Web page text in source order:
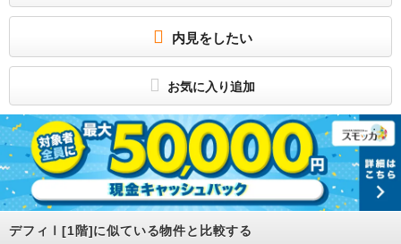
失等別途実費）：退去費用実費精算］ / 駐車場 : 空有 2,200円
(公社)北海道宅地建物取引業協会
(一社) 北海道不動産公正取引協議会加盟
内見をしたい
お気に入り追加
デフィⅠ[1階]に似ている物件と比較する